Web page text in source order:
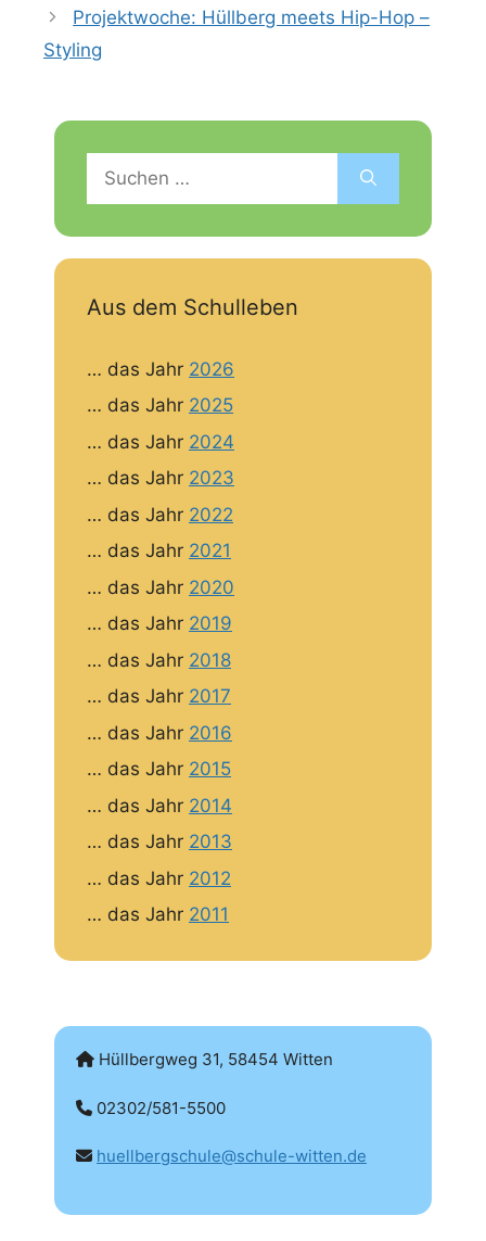
Projektwoche: Hüllberg meets Hip-Hop –
Styling
nach:
Aus dem Schulleben
… das Jahr 2026
… das Jahr 2025
… das Jahr 2024
… das Jahr 2023
… das Jahr 2022
… das Jahr 2021
… das Jahr 2020
… das Jahr 2019
… das Jahr 2018
… das Jahr 2017
… das Jahr 2016
… das Jahr 2015
… das Jahr 2014
… das Jahr 2013
… das Jahr 2012
… das Jahr 2011
Hüllbergweg 31, 58454 Witten
02302/581-5500
huellbergschule@schule-witten.de